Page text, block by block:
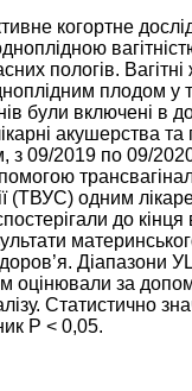
когортне
пологів. Вагітні
плодом у
були включені в
акушерства та
з 09/2019 по 09/
(ТВУС) одним
до кінця
Діапазони
оцінювали за
Статистично
P < 0,05.